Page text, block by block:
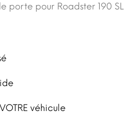
porte pour Roadster 190 SL
véhicule